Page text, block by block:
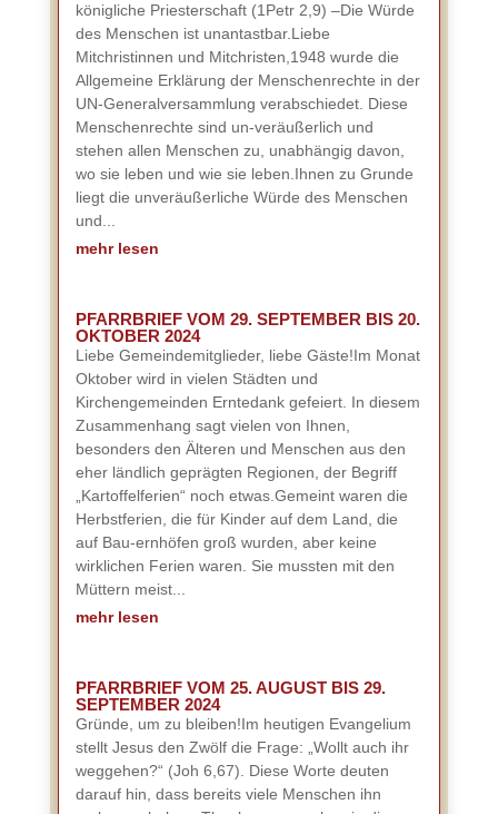
königliche Priesterschaft (1Petr 2,9) –Die Würde
des Menschen ist unantastbar.Liebe
Mitchristinnen und Mitchristen,1948 wurde die
Allgemeine Erklärung der Menschenrechte in der
UN-Generalversammlung verabschiedet. Diese
Menschenrechte sind un-veräußerlich und
stehen allen Menschen zu, unabhängig davon,
wo sie leben und wie sie leben.Ihnen zu Grunde
liegt die unveräußerliche Würde des Menschen
und...
mehr lesen
PFARRBRIEF VOM 29. SEPTEMBER BIS 20.
OKTOBER 2024
Liebe Gemeindemitglieder, liebe Gäste!Im Monat
Oktober wird in vielen Städten und
Kirchengemeinden Erntedank gefeiert. In diesem
Zusammenhang sagt vielen von Ihnen,
besonders den Älteren und Menschen aus den
eher ländlich geprägten Regionen, der Begriff
„Kartoffelferien“ noch etwas.Gemeint waren die
Herbstferien, die für Kinder auf dem Land, die
auf Bau-ernhöfen groß wurden, aber keine
wirklichen Ferien waren. Sie mussten mit den
Müttern meist...
mehr lesen
PFARRBRIEF VOM 25. AUGUST BIS 29.
SEPTEMBER 2024
Gründe, um zu bleiben!Im heutigen Evangelium
stellt Jesus den Zwölf die Frage: „Wollt auch ihr
weggehen?“ (Joh 6,67). Diese Worte deuten
darauf hin, dass bereits viele Menschen ihn